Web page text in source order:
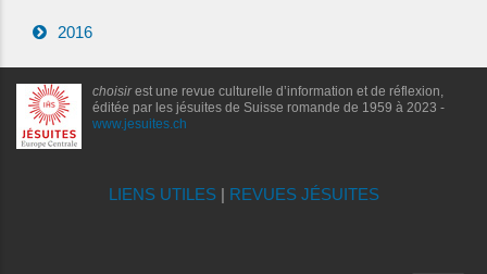
2016
choisirest une revue culturelle d’information et de réflexion,
éditée par les jésuites de Suisse romande de 1959 à 2023 -
www.jesuites.ch
LIENS UTILES| REVUES JÉSUITES